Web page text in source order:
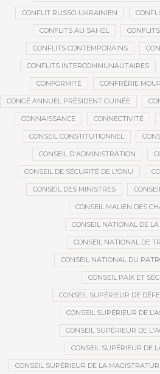
CONFLIT RUSSO-UKRAINIEN
CONFLITS AU SAHEL
CONFLITS CONTEMPORAINS
CONFLITS INTERCOMMUNAUTAIRES
CONFORMITÉ CONFRÉRIE
CONGÉ ANNUEL PRÉSIDENT GUINÉE
CONNAISSANCE CONNECTIVITÉ
CONSEIL CONSTITUTIONNEL
CONSEIL D'ADMINISTRATION
CONSEIL DE SÉCURITÉ DE L'ONU
CONSEIL DES MINISTRES
CONSEIL MALIEN DES
CONSEIL NATIONAL DE
CONSEIL NATIONAL DE
CONSEIL NATIONAL DU
CONSEIL PAIX ET
CONSEIL SUPÉRIEUR DE
CONSEIL SUPÉRIEUR DE
CONSEIL SUPÉRIEUR DE
CONSEIL SUPÉRIEUR DE
CONSEIL SUPÉRIEUR DE LA